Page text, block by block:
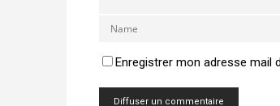
Enregistrer mon adresse mail